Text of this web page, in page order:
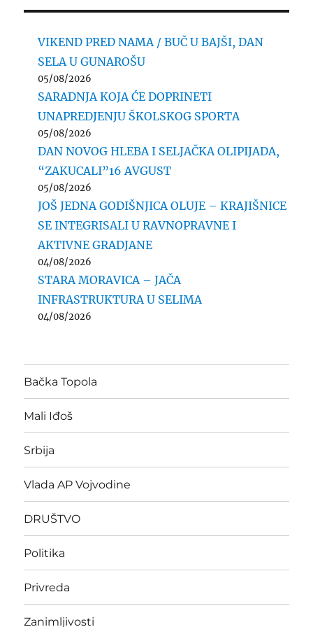
VIKEND PRED NAMA / BUČ U BAJŠI, DAN
SELA U GUNAROŠU
05/08/2026
SARADNJA KOJA ĆE DOPRINETI
UNAPREDJENJU ŠKOLSKOG SPORTA
05/08/2026
DAN NOVOG HLEBA I SELJAČKA OLIPIJADA,
“ZAKUCALI”16 AVGUST
05/08/2026
JOŠ JEDNA GODIŠNJICA OLUJE – KRAJIŠNICE
SE INTEGRISALI U RAVNOPRAVNE I
AKTIVNE GRADJANE
04/08/2026
STARA MORAVICA – JAČA
INFRASTRUKTURA U SELIMA
04/08/2026
Bačka Topola
Mali Iđoš
Srbija
Vlada AP Vojvodine
DRUŠTVO
Politika
Privreda
Zanimljivosti